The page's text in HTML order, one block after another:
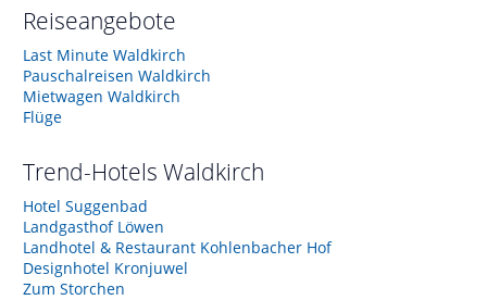
Reiseangebote
Last Minute Waldkirch
Pauschalreisen Waldkirch
Mietwagen Waldkirch
Flüge
Trend-Hotels Waldkirch
Hotel Suggenbad
Landgasthof Löwen
Landhotel & Restaurant Kohlenbacher Hof
Designhotel Kronjuwel
Zum Storchen